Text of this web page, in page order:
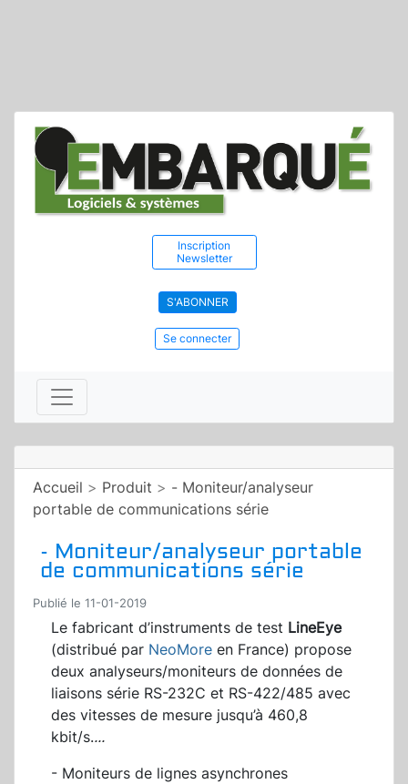
Inscription
Newsletter
S'ABONNER
Se connecter
Accueil > Produit > - Moniteur/analyseur
portable de communications série
- Moniteur/analyseur portable
de communications série
Publié le 11-01-2019
Le fabricant d’instruments de test LineEye
(distribué par NeoMore en France) propose
deux analyseurs/moniteurs de données de
liaisons série RS-232C et RS-422/485 avec
des vitesses de mesure jusqu’à 460,8
kbit/s....
- Moniteurs de lignes asynchrones